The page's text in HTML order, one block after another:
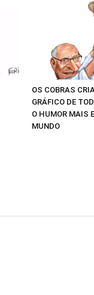
OS COBRAS
GRÁFICO DE
O HUMOR MAIS
MUNDO